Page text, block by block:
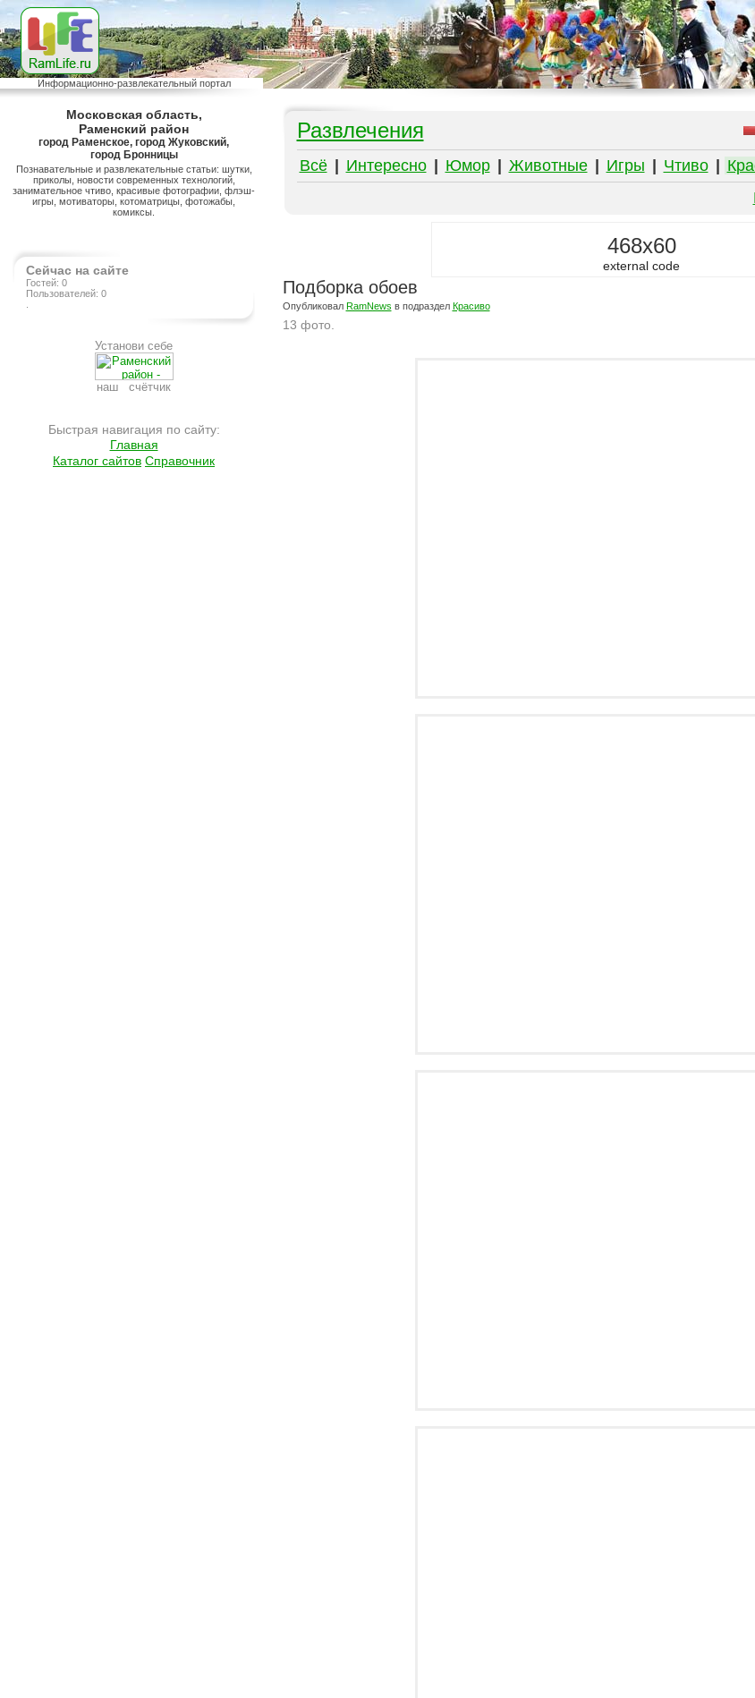
Информационно-развлекательный портал
Московская область,
Раменский район
город Раменское, город Жуковский,
город Бронницы
Познавательные и развлекательные статьи: шутки,
приколы, новости современных технологий,
занимательное чтиво, красивые фотографии, флэш-
игры, мотиваторы, котоматрицы, фотожабы,
комиксы.
Сейчас на сайте
Гостей: 0
Пользователей: 0
Установи себе
наш счётчик
Быстрая навигация по сайту:
Главная
Каталог сайтов Справочник
Развлечения
Всё Интересно Юмор Животные Игры Чтиво
468x60
external code
Подборка обоев
Опубликовал RamNews в подраздел Красиво
13 фото.